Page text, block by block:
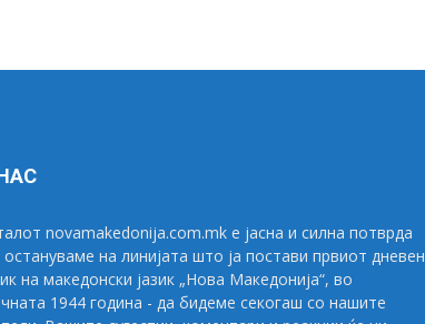
novamakedonija.com.mk е јасна и силна потврда
остануваме на линијата што ја постави првиот дневен
на македонски јазик „Нова Македонија“, во
1944 година - да бидеме секогаш со нашите